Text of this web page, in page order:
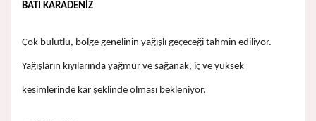
BATI KARADENİZ
Çok bulutlu, bölge genelinin yağışlı geçeceği tahmin ediliyor.
Yağışların kıyılarında yağmur ve sağanak, iç ve yüksek
kesimlerinde kar şeklinde olması bekleniyor.